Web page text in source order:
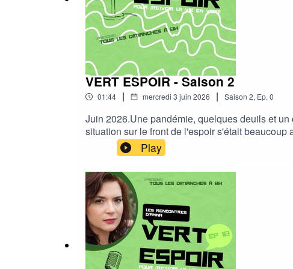
VERT ESPOIR - Saison 2
01:44 | mercredi 3 juin 2026 | Saison 2, Ep. 0
Juin 2026.Une pandémie, quelques deuils et
situation sur le front de l'espoir s'était beaucoup
le coup face au temps présent....et aux temps à
Play